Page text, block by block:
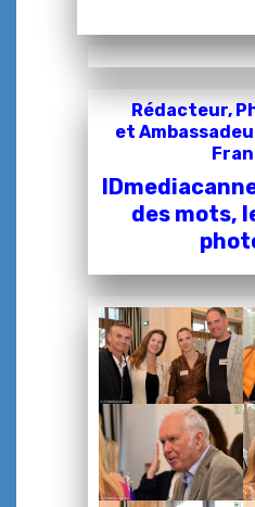
Rédacteur,
et
des mots,